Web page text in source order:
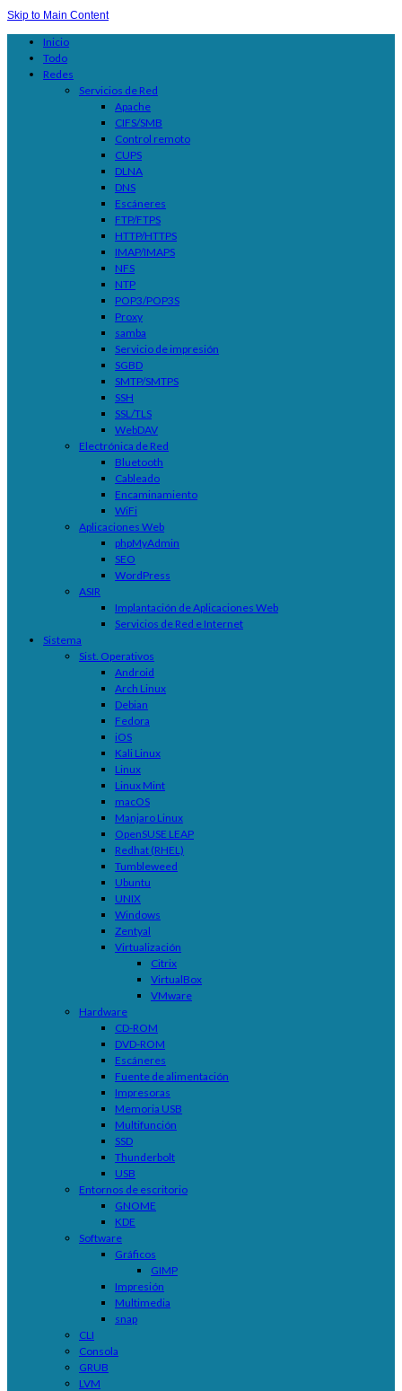
Skip to Main Content
Inicio
Todo
Redes
Servicios de Red
Apache
CIFS/SMB
Control remoto
CUPS
DLNA
DNS
Escáneres
FTP/FTPS
HTTP/HTTPS
IMAP/IMAPS
NFS
NTP
POP3/POP3S
Proxy
samba
Servicio de impresión
SGBD
SMTP/SMTPS
SSH
SSL/TLS
WebDAV
Electrónica de Red
Bluetooth
Cableado
Encaminamiento
WiFi
Aplicaciones Web
phpMyAdmin
SEO
WordPress
ASIR
Implantación de Aplicaciones Web
Servicios de Red e Internet
Sistema
Sist. Operativos
Android
Arch Linux
Debian
Fedora
iOS
Kali Linux
Linux
Linux Mint
macOS
Manjaro Linux
OpenSUSE LEAP
Redhat (RHEL)
Tumbleweed
Ubuntu
UNIX
Windows
Zentyal
Virtualización
Citrix
VirtualBox
VMware
Hardware
CD-ROM
DVD-ROM
Escáneres
Fuente de alimentación
Impresoras
Memoria USB
Multifunción
SSD
Thunderbolt
USB
Entornos de escritorio
GNOME
KDE
Software
Gráficos
GIMP
Impresión
Multimedia
snap
CLI
Consola
GRUB
LVM